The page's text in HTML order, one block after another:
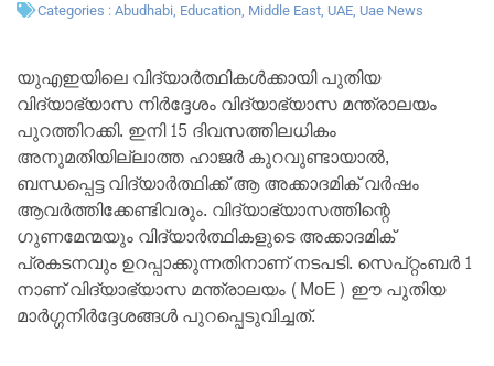
Categories : Abudhabi Education Middle East UAE Uae News
യുഎഇയിലെ വിദ്യാർത്ഥികൾക്കായി പുതിയ
വിദ്യാഭ്യാസ നിർദ്ദേശം വിദ്യാഭ്യാസ മന്ത്രാലയം
പുറത്തിറക്കി. ഇനി 15 ദിവസത്തിലധികം
അനുമതിയില്ലാത്ത ഹാജർ കുറവുണ്ടായാൽ,
ബന്ധപ്പെട്ട വിദ്യാർത്ഥിക്ക് ആ അക്കാദമിക് വർഷം
ആവർത്തിക്കേണ്ടിവരും. വിദ്യാഭ്യാസത്തിന്റെ
ഗുണമേന്മയും വിദ്യാർത്ഥികളുടെ അക്കാദമിക്
പ്രകടനവും ഉറപ്പാക്കുന്നതിനാണ് നടപടി. സെപ്റ്റംബർ 1
നാണ് വിദ്യാഭ്യാസ മന്ത്രാലയം (MoE) ഈ പുതിയ
മാർഗ്ഗനിർദ്ദേശങ്ങൾ പുറപ്പെടുവിച്ചത്.